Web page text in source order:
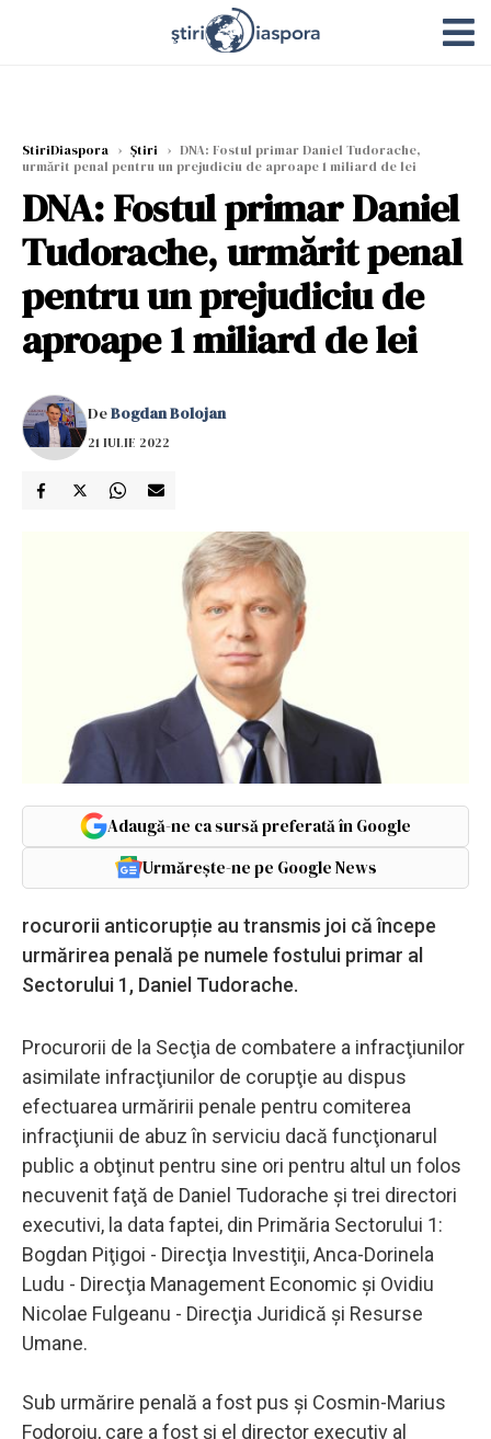
StiriDiaspora › Știri › DNA: Fostul primar Daniel Tudorache,
urmărit penal pentru un prejudiciu de aproape 1 miliard de lei
DNA: Fostul primar Daniel
Tudorache, urmărit penal
pentru un prejudiciu de
aproape 1 miliard de lei
DeBogdan Bolojan
21 IULIE 2022
Adaugă-ne ca sursă preferată în Google
Urmărește-ne pe Google News
rocurorii anticorupție au transmis joi că începe
urmărirea penală pe numele fostului primar al
Sectorului 1, Daniel Tudorache.
Procurorii de la Secţia de combatere a infracţiunilor
asimilate infracţiunilor de corupţie au dispus
efectuarea urmăririi penale pentru comiterea
infracţiunii de abuz în serviciu dacă funcţionarul
public a obţinut pentru sine ori pentru altul un folos
necuvenit faţă de Daniel Tudorache şi trei directori
executivi, la data faptei, din Primăria Sectorului 1:
Bogdan Piţigoi - Direcţia Investiţii, Anca-Dorinela
Ludu - Direcţia Management Economic şi Ovidiu
Nicolae Fulgeanu - Direcţia Juridică şi Resurse
Umane.
Sub urmărire penală a fost pus şi Cosmin-Marius
Fodoroiu, care a fost şi el director executiv al